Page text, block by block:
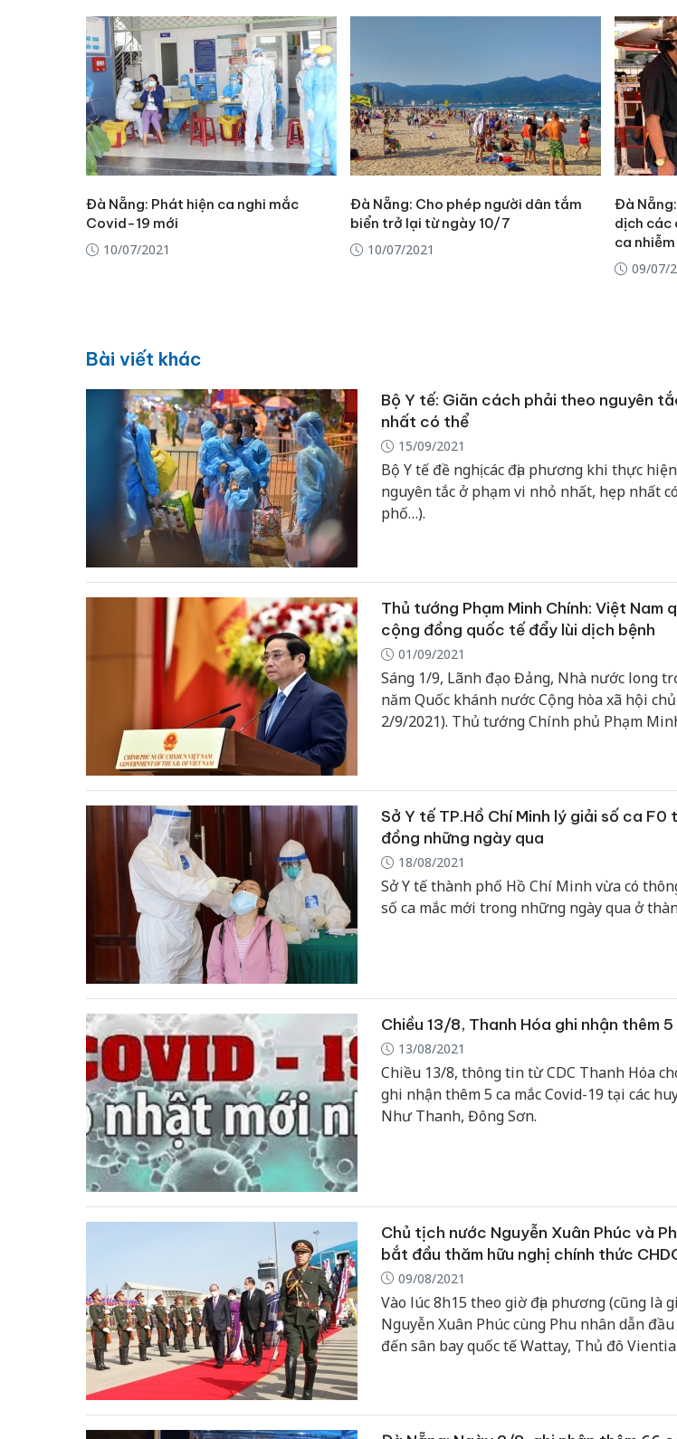
Đà Nẵng: Phát hiện ca nghi mắc
Covid-19 mới
10/07/2021
Đà Nẵng: Cho phép người dân tắm
biển trở lại từ ngày 10/7
10/07/2021
Đà
dịch các
ca
09/07/
Bài viết khác
Bộ Y tế: Giãn cách phải theo nguyên
nhất có thể
15/09/2021
Bộ Y tế đề nghị các địa phương khi thực
nguyên tắc ở phạm vi nhỏ nhất, hẹp nhất
phố…).
Thủ tướng Phạm Minh Chính: Việt
cộng đồng quốc tế đẩy lùi dịch bệnh
01/09/2021
Sáng 1/9, Lãnh đạo Đảng, Nhà nước long
năm Quốc khánh nước Cộng hòa xã hội
2/9/2021). Thủ tướng Chính phủ Phạm
Sở Y tế TP.Hồ Chí Minh lý giải số ca
đồng những ngày qua
18/08/2021
Sở Y tế thành phố Hồ Chí Minh vừa có
số ca mắc mới trong những ngày qua ở
Chiều 13/8, Thanh Hóa ghi nhận thêm
13/08/2021
Chiều 13/8, thông tin từ CDC Thanh Hóa
ghi nhận thêm 5 ca mắc Covid-19 tại các
Như Thanh, Đông Sơn.
Chủ tịch nước Nguyễn Xuân Phúc và
bắt đầu thăm hữu nghị chính thức
09/08/2021
Vào lúc 8h15 theo giờ địa phương (cũng là
Nguyễn Xuân Phúc cùng Phu nhân dẫn
đến sân bay quốc tế Wattay, Thủ đô